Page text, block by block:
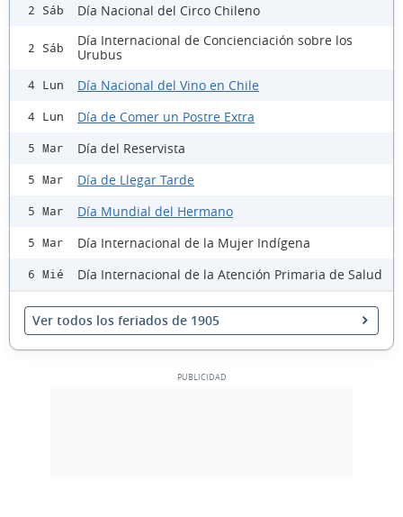
2 Sáb Día Nacional del Circo Chileno
2 Sáb
Día Internacional de Concienciación sobre los
Urubus
4 Lun Día Nacional del Vino en Chile
4 Lun Día de Comer un Postre Extra
5 Mar Día del Reservista
5 Mar Día de Llegar Tarde
5 Mar Día Mundial del Hermano
5 Mar Día Internacional de la Mujer Indígena
6 Mié Día Internacional de la Atención Primaria de Salud
Ver todos los feriados de 1905